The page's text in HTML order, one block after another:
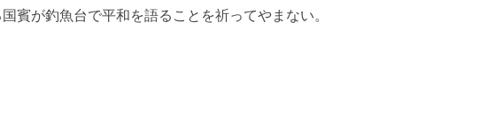
賓が釣魚台で平和を語ることを祈ってやまない。